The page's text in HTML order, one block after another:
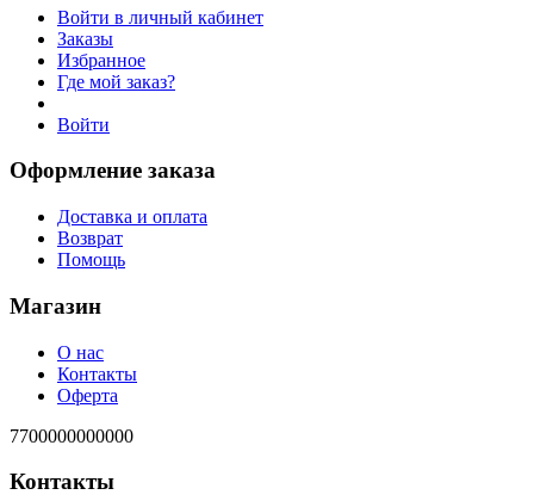
Войти в личный кабинет
Заказы
Избранное
Где мой заказ?
Войти
Оформление заказа
Доставка и оплата
Возврат
Помощь
Магазин
О нас
Контакты
Оферта
7700000000000
Контакты